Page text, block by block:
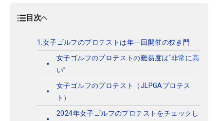
目次
1.女子ゴルフのプロテストは年一回開催の狭き門
女子ゴルフのプロテストの難易度は“非常に高
い”
女子ゴルフのプロテスト（JLPGAプロテス
ト）
2024年女子ゴルフのプロテストをチェックし